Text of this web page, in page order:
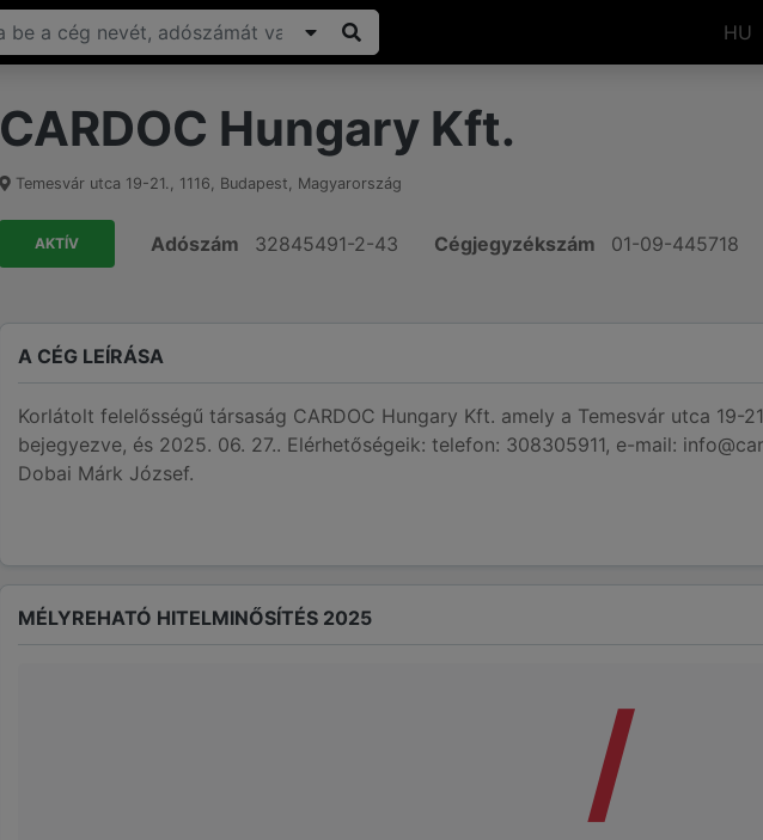
HU
CARDOC Hungary Kft.
Temesvár utca 19-21., 1116, Budapest, Magyarország
AKTÍV Adószám 32845491-2-43 Cégjegyzékszám 01-09-445718
A CÉG LEÍRÁSA
Korlátolt felelősségű társaság CARDOC Hungary Kft. amely a Temesvár utca 19-
bejegyezve, és 2025. 06. 27.. Elérhetőségeik: telefon: 308305911, e-mail:
Dobai Márk József.
MÉLYREHATÓ HITELMINŐSÍTÉS 2025
/